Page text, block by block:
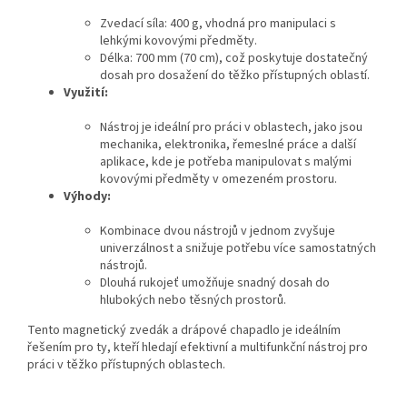
Zvedací síla: 400 g, vhodná pro manipulaci s
lehkými kovovými předměty.
Délka: 700 mm (70 cm), což poskytuje dostatečný
dosah pro dosažení do těžko přístupných oblastí.
Využití:
Nástroj je ideální pro práci v oblastech, jako jsou
mechanika, elektronika, řemeslné práce a další
aplikace, kde je potřeba manipulovat s malými
kovovými předměty v omezeném prostoru.
Výhody:
Kombinace dvou nástrojů v jednom zvyšuje
univerzálnost a snižuje potřebu více samostatných
nástrojů.
Dlouhá rukojeť umožňuje snadný dosah do
hlubokých nebo těsných prostorů.
Tento magnetický zvedák a drápové chapadlo je ideálním
řešením pro ty, kteří hledají efektivní a multifunkční nástroj pro
práci v těžko přístupných oblastech.